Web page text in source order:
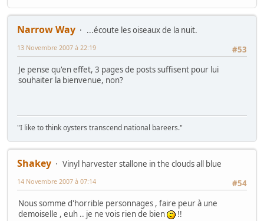
Narrow Way
...écoute les oiseaux de la nuit.
#53
13 Novembre 2007 à 22:19
Je pense qu'en effet, 3 pages de posts suffisent pour lui
souhaiter la bienvenue, non?
"I like to think oysters transcend national bareers."
Shakey
Vinyl harvester stallone in the clouds all blue
#54
14 Novembre 2007 à 07:14
Nous somme d'horrible personnages , faire peur à une
demoiselle , euh .. je ne vois rien de bien
!!